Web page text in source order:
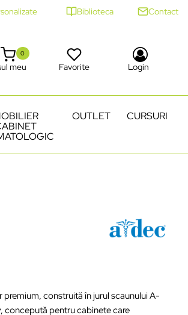
Biblioteca Contact
meu
0
Favorite Login
OUTLET CURSURI
construită în jurul scaunului A-
concepută pentru cabinete care